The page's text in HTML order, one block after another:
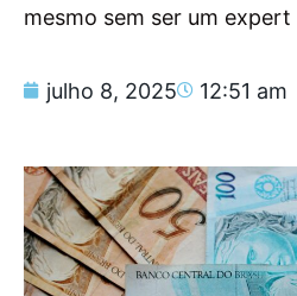
mesmo sem ser um
julho 8, 2025 12:51 am